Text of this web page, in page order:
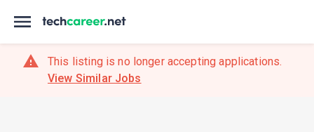
This listing is no longer accepting applications.
View Similar Jobs